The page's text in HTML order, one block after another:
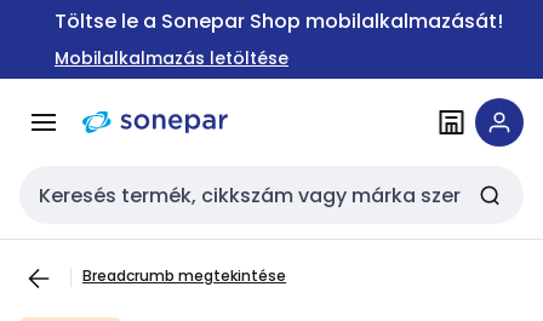
Ugrás a
Ugrás a
tartalomra
Töltse le a Sonepar Shop mobilalkalmazását!
Mobilalkalmazás letöltése
Keresési bemenet
Breadcrumb megtekintése